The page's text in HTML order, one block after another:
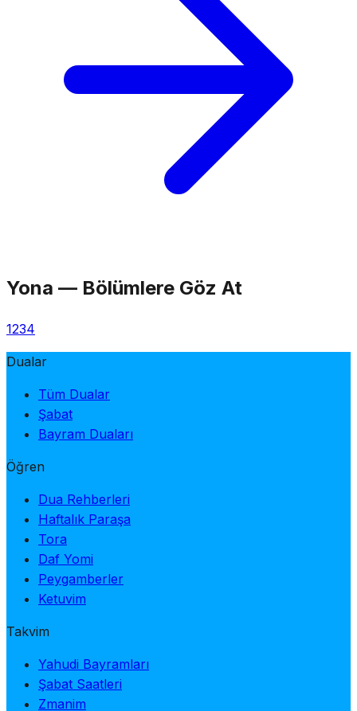
Yona — Bölümlere Göz At
1234
Dualar
Tüm Dualar
Şabat
Bayram Duaları
Öğren
Dua Rehberleri
Haftalık Paraşa
Tora
Daf Yomi
Peygamberler
Ketuvim
Takvim
Yahudi Bayramları
Şabat Saatleri
Zmanim